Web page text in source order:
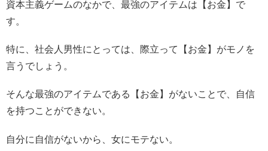
資本主義ゲームのなかで、最強のアイテムは【お金】で
す。
特に、社会人男性にとっては、際立って【お金】がモノを
言うでしょう。
そんな最強のアイテムである【お金】がないことで、自信
を持つことができない。
自分に自信がないから、女にモテない。